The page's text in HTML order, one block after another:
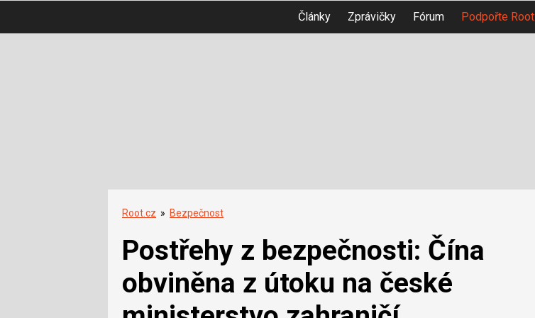
Články Zprávičky Fórum Podpořte Root
Root.cz » Bezpečnost
Postřehy z bezpečnosti: Čína
obviněna z útoku na české